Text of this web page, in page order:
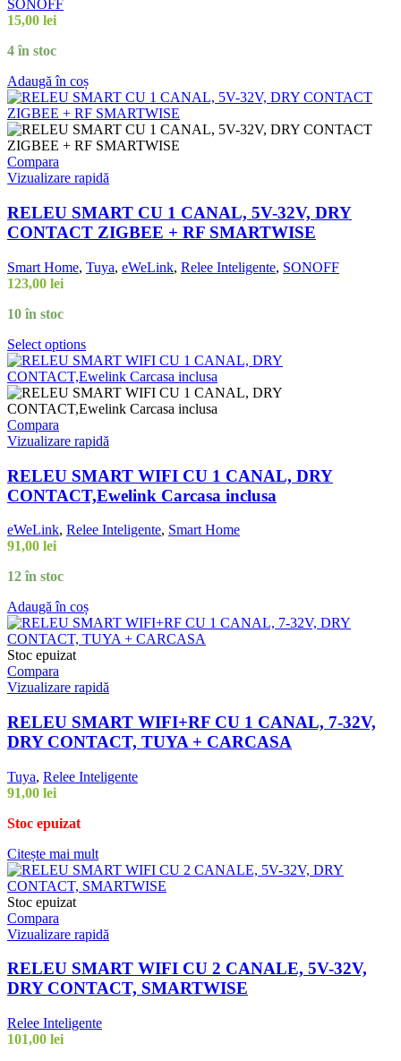
SONOFF
15,00 lei
4 în stoc
Adaugă în coș
Compara
Vizualizare rapidă
RELEU SMART CU 1 CANAL, 5V-32V, DRY
CONTACT ZIGBEE + RF SMARTWISE
Smart Home, Tuya, eWeLink, Relee Inteligente, SONOFF
123,00 lei
10 în stoc
Select options
Compara
Vizualizare rapidă
RELEU SMART WIFI CU 1 CANAL, DRY
CONTACT,Ewelink Carcasa inclusa
eWeLink, Relee Inteligente, Smart Home
91,00 lei
12 în stoc
Adaugă în coș
Stoc epuizat
Compara
Vizualizare rapidă
RELEU SMART WIFI+RF CU 1 CANAL, 7-32V,
DRY CONTACT, TUYA + CARCASA
Tuya, Relee Inteligente
91,00 lei
Stoc epuizat
Citește mai mult
Stoc epuizat
Compara
Vizualizare rapidă
RELEU SMART WIFI CU 2 CANALE, 5V-32V,
DRY CONTACT, SMARTWISE
Relee Inteligente
101,00 lei